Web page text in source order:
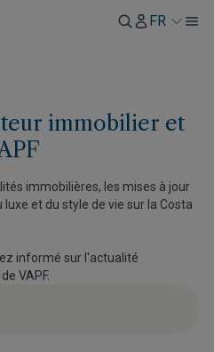
FR
immobilier et
immobilières, les mises à jour
et du style de vie sur la Costa
informé sur l'actualité
VAPF.